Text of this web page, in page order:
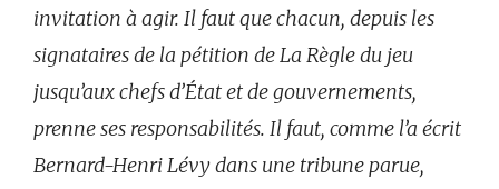
invitation à agir. Il faut que chacun, depuis les
signataires de la pétition de La Règle du jeu
jusqu’aux chefs d’État et de gouvernements,
prenne ses responsabilités. Il faut, comme l’a écrit
Bernard-Henri Lévy dans une tribune parue,